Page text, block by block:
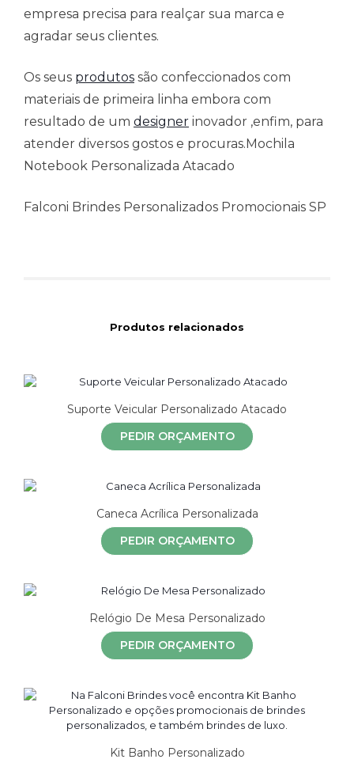
empresa precisa para realçar sua marca e
agradar seus clientes.
Os seus produtos são confeccionados com
materiais de primeira linha embora com
resultado de um designer inovador ,enfim, para
atender diversos gostos e procuras.Mochila
Notebook Personalizada Atacado
Falconi Brindes Personalizados Promocionais SP
Produtos relacionados
Suporte Veicular Personalizado Atacado
PEDIR ORÇAMENTO
Caneca Acrílica Personalizada
PEDIR ORÇAMENTO
Relógio De Mesa Personalizado
PEDIR ORÇAMENTO
Kit Banho Personalizado